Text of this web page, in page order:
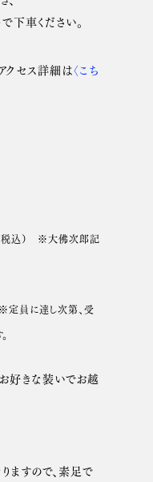
下車ください。
クセス詳細は〈こち
税込） ※大佛次郎記
※定員に達し次第、受
好きな装いでお越
ますので、素足で